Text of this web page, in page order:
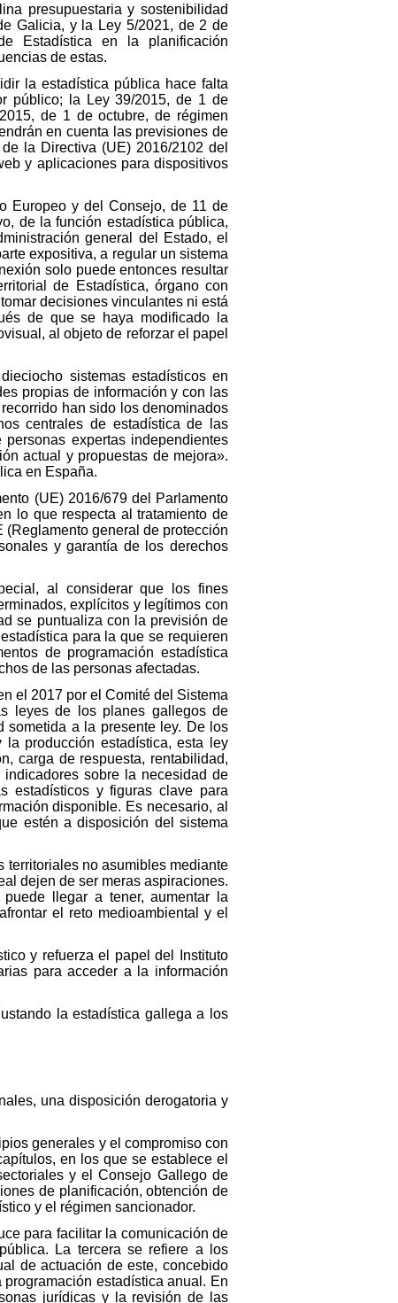
presupuestaria y sostenibilidad
Galicia, y la Ley 5/2021, de 2 de
Estadística en la planificación
de estas.
la estadística pública hace falta
público; la Ley 39/2015, de 1 de
de 1 de octubre, de régimen
en cuenta las previsiones de
la Directiva (UE) 2016/2102 del
y aplicaciones para dispositivos
Europeo y del Consejo, de 11 de
de la función estadística pública,
general del Estado, el
expositiva, a regular un sistema
solo puede entonces resultar
de Estadística, órgano con
decisiones vinculantes ni está
de que se haya modificado la
al objeto de reforzar el papel
sistemas estadísticos en
propias de información y con las
han sido los denominados
centrales de estadística de las
expertas independientes
actual y propuestas de mejora».
en España.
(UE) 2016/679 del Parlamento
lo que respecta al tratamiento de
general de protección
y garantía de los derechos
al considerar que los fines
explícitos y legítimos con
se puntualiza con la previsión de
para la que se requieren
de programación estadística
de las personas afectadas.
el 2017 por el Comité del Sistema
leyes de los planes gallegos de
sometida a la presente ley. De los
producción estadística, esta ley
carga de respuesta, rentabilidad,
sobre la necesidad de
estadísticos y figuras clave para
disponible. Es necesario, al
estén a disposición del sistema
territoriales no asumibles mediante
dejen de ser meras aspiraciones.
llegar a tener, aumentar la
el reto medioambiental y el
y refuerza el papel del Instituto
para acceder a la información
la estadística gallega a los
una disposición derogatoria y
generales y el compromiso con
en los que se establece el
y el Consejo Gallego de
de planificación, obtención de
y el régimen sancionador.
para facilitar la comunicación de
La tercera se refiere a los
de actuación de este, concebido
estadística anual. En
jurídicas y la revisión de las